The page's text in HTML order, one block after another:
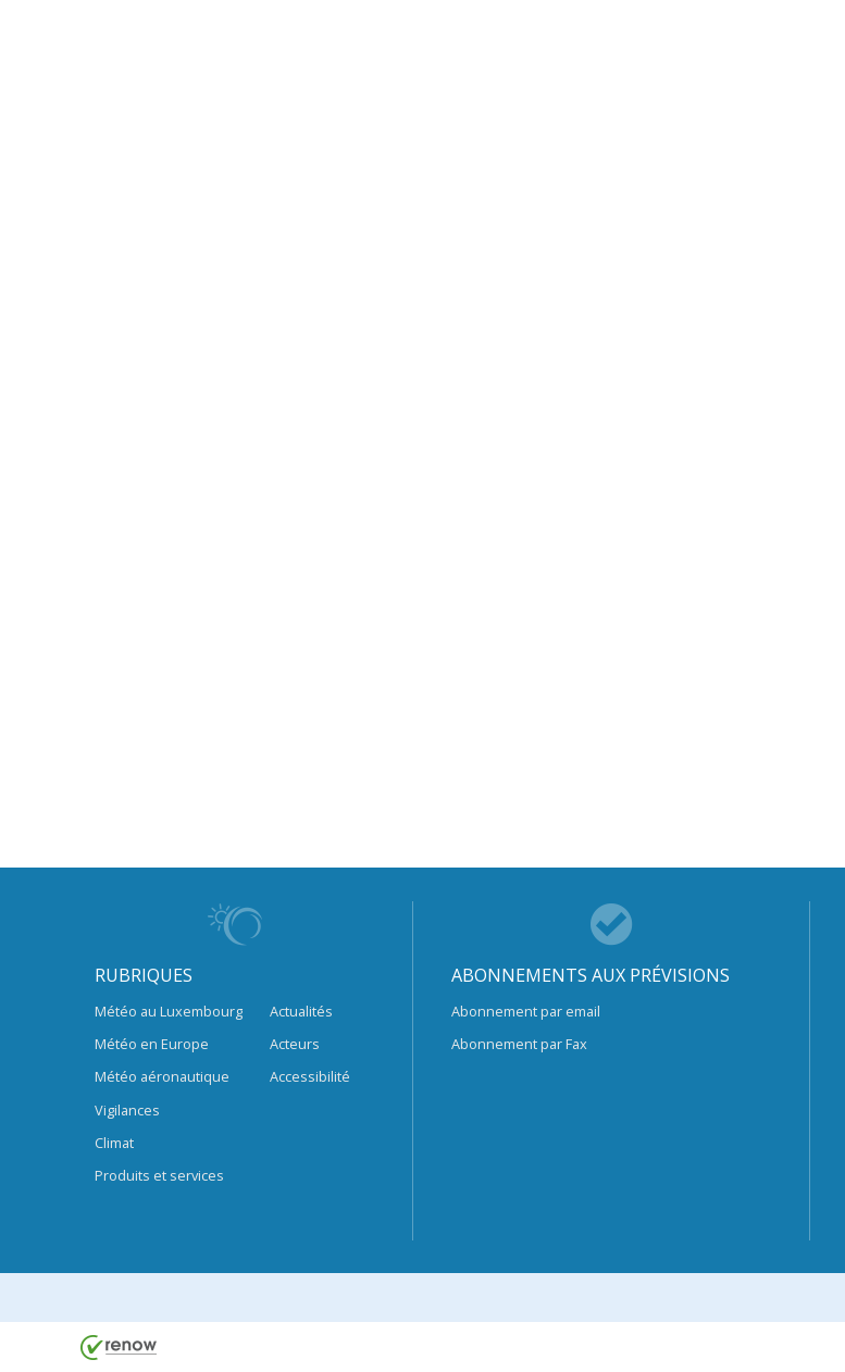
RUBRIQUES
Météo au Luxembourg
Météo en Europe
Météo aéronautique
Vigilances
Climat
Produits et services
Actualités
Acteurs
Accessibilité
ABONNEMENTS AUX PRÉVISIONS
Abonnement par email
Abonnement par Fax